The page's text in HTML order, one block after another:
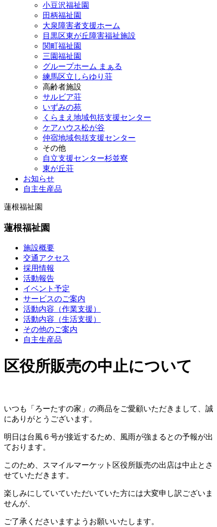
小豆沢福祉園
田柄福祉園
大泉障害者支援ホーム
目黒区東が丘障害福祉施設
関町福祉園
三園福祉園
グループホーム まぁる
練馬区立しらゆり荘
高齢者施設
サルビア荘
いずみの苑
くらまえ地域包括支援センター
ケアハウス松が谷
仲宿地域包括支援センター
その他
自立支援センター杉並寮
東が丘荘
お知らせ
自主生産品
蓮根福祉園
蓮根福祉園
施設概要
交通アクセス
採用情報
活動報告
イベント予定
サービスのご案内
活動内容（作業支援）
活動内容（生活支援）
その他のご案内
自主生産品
区役所販売の中止について
いつも「ろーたすの家」の商品をご愛顧いただきまして、誠
にありがとうございます。
明日は台風６号が接近するため、風雨が強まるとの予報が出
ております。
このため、スマイルマーケット区役所販売の出店は中止とさ
せていただきます。
楽しみにしていていただいていた方には大変申し訳ございま
せんが、
ご了承くださいますようお願いいたします。